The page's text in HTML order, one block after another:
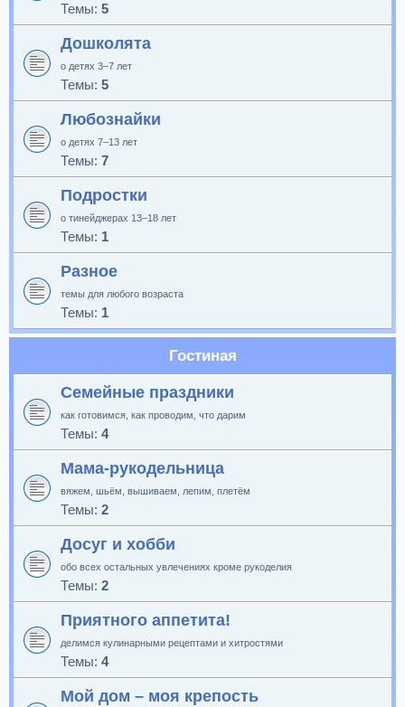
Темы: 5
Дошколята
о детях 3–7 лет
Темы: 5
Любознайки
о детях 7–13 лет
Темы: 7
Подростки
о тинейджерах 13–18 лет
Темы: 1
Разное
темы для любого возраста
Темы: 1
Гостиная
Семейные праздники
как готовимся, как проводим, что дарим
Темы: 4
Мама-рукодельница
вяжем, шьём, вышиваем, лепим, плетём
Темы: 2
Досуг и хобби
обо всех остальных увлечениях кроме рукоделия
Темы: 2
Приятного аппетита!
делимся кулинарными рецептами и хитростями
Темы: 4
Мой дом – моя крепость